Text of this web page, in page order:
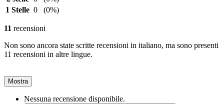
1 Stelle 0 (0%)
11 recensioni
Non sono ancora state scritte recensioni in italiano, ma sono presenti
11 recensioni in altre lingue.
Mostra
Nessuna recensione disponibile.